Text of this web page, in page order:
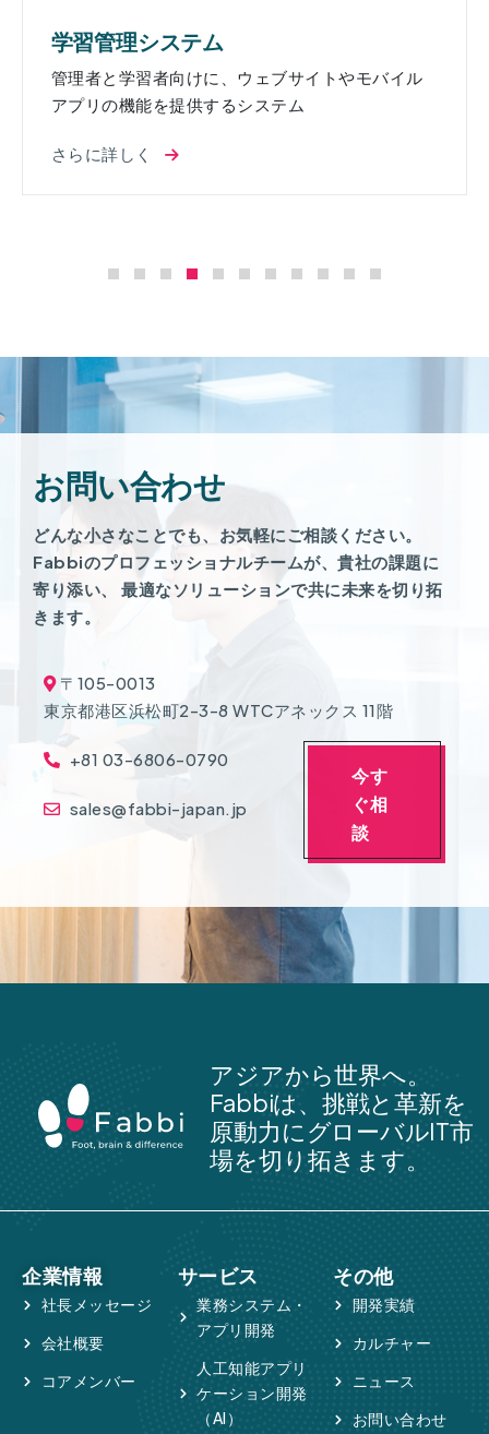
理システム
と学習者向けに、ウェブサイトやモバイル
の機能を提供するシステム
詳しく
お問い合わせ
どんな小さなことでも、お気軽にご相談ください。
Fabbiのプロフェッショナルチームが、貴社の課題に
寄り添い、 最適なソリューションで共に未来を切り拓
きます。
〒105-0013
東京都港区浜松町2-3-8 WTCアネックス 11階
+81 03-6806-0790
sales@fabbi-japan.jp
今す
ぐ相
談
アジアから世界へ。
Fabbiは、挑戦と革新を
原動力にグローバルIT市
場を切り拓きます。
企業情報
社長メッセージ
会社概要
コアメンバー
サービス
業務システム・
アプリ開発
人工知能アプリ
ケーション開発
（AI）
その他
開発実績
カルチャー
ニュース
お問い合わせ